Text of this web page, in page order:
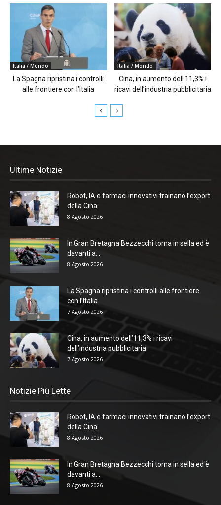
Italia / Mondo
La Spagna ripristina i controlli
alle frontiere con l’Italia
Italia / Mondo
Cina, in aumento dell’11,3% i
ricavi dell’industria pubblicitaria
Ultime Notizie
Robot, IA e farmaci innovativi trainano l’export
della Cina
8 Agosto 2026
In Gran Bretagna Bezzecchi torna in sella ed è
davanti a...
8 Agosto 2026
La Spagna ripristina i controlli alle frontiere
con l’Italia
7 Agosto 2026
Cina, in aumento dell’11,3% i ricavi
dell’industria pubblicitaria
7 Agosto 2026
Notizie Più Lette
Robot, IA e farmaci innovativi trainano l’export
della Cina
8 Agosto 2026
In Gran Bretagna Bezzecchi torna in sella ed è
davanti a...
8 Agosto 2026